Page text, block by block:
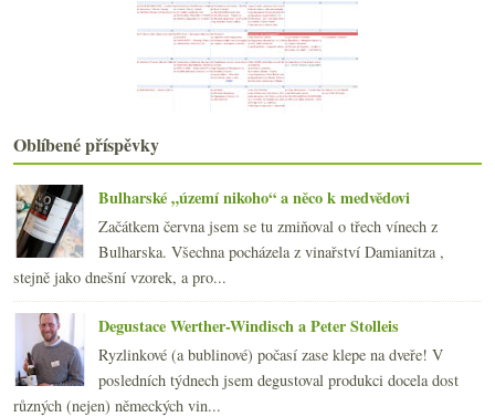
►2012(254)
►2010(249)
►2009(249)
►2008(270)
►2007(108)
Oblíbené příspěvky
Bulharské „území nikoho“ a něco k medvědovi
Začátkem června jsem se tu zmiňoval o třech vínech z
Bulharska. Všechna pocházela z vinařství Damianitza ,
stejně jako dnešní vzorek, a pro...
Degustace Werther-Windisch a Peter Stolleis
Ryzlinkové (a bublinové) počasí zase klepe na dveře! V
posledních týdnech jsem degustoval produkci docela dost
různých (nejen) německých vin...